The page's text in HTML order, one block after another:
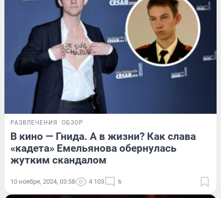
РАЗВЛЕЧЕНИЯ ОБЗОР
В кино — Гнида. А в жизни? Как слава
«кадета» Емельянова обернулась
жутким скандалом
10 ноября, 2024, 03:58 4 103 6